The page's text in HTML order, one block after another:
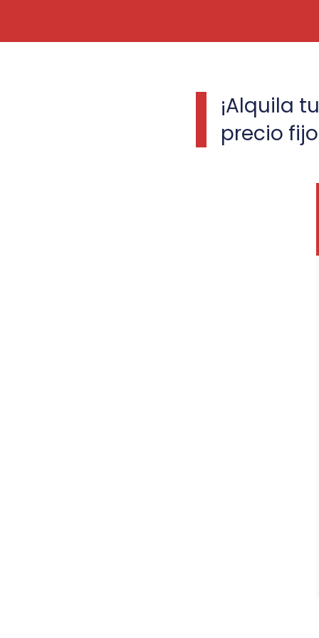
¡Alquila
precio